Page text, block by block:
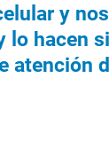
y
lo hacen
atención